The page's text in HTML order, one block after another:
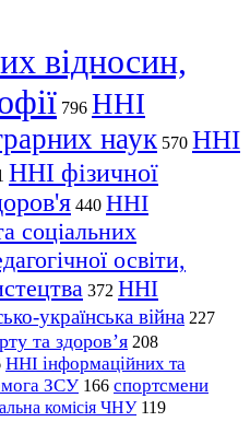
відносин,
796 ННІ
наук 570 ННІ
ННІ фізичної
440 ННІ
соціальних
освіти,
372 ННІ
українська війна 227
та здоров’я 208
ННІ інформаційних та
ЗСУ 166 спортсмени
комісія ЧНУ 119